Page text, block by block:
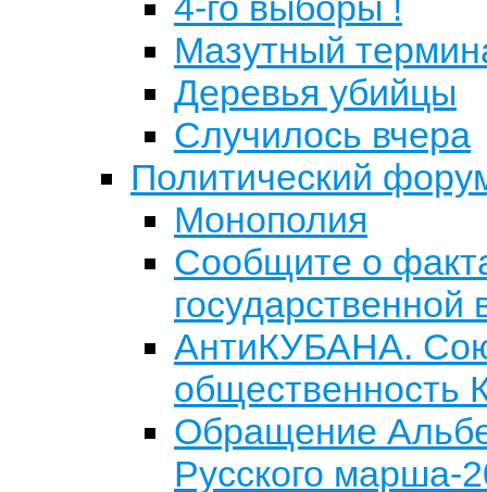
Мазутный
Деревья убийцы
Случилось вчера
Политический
Монополия
Сообщите о
АнтиКУБАНА.
общественность
Обращение
Русского марша-